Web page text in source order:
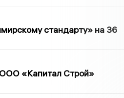
стандарту» на 36
«Капитал Строй»